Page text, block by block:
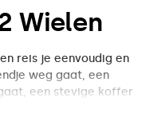
Wielen
reis je eenvoudig en
weg gaat, een
een stevige koffer
het reizen een stuk